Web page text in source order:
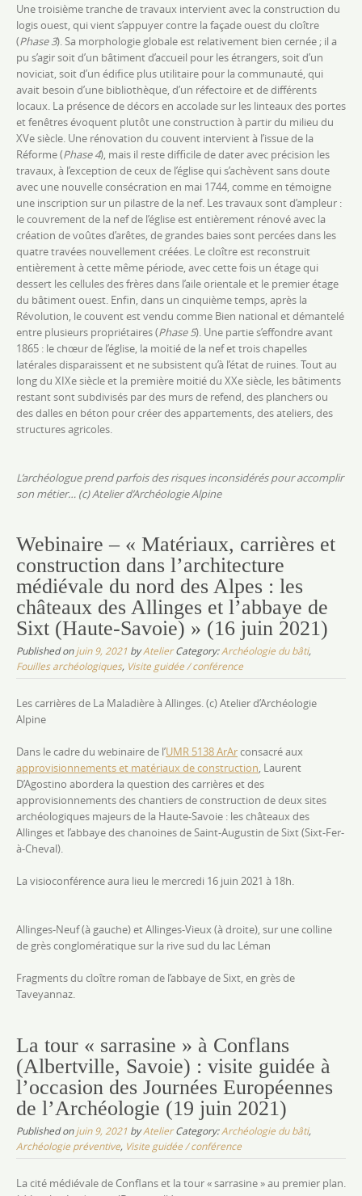
Une troisième tranche de travaux intervient avec la construction du
logis ouest, qui vient s’appuyer contre la façade ouest du cloître
(Phase 3). Sa morphologie globale est relativement bien cernée ; il a
pu s’agir soit d’un bâtiment d’accueil pour les étrangers, soit d’un
noviciat, soit d’un édifice plus utilitaire pour la communauté, qui
avait besoin d’une bibliothèque, d’un réfectoire et de différents
locaux. La présence de décors en accolade sur les linteaux des portes
et fenêtres évoquent plutôt une construction à partir du milieu du
XVe siècle. Une rénovation du couvent intervient à l’issue de la
Réforme (Phase 4), mais il reste difficile de dater avec précision les
travaux, à l’exception de ceux de l’église qui s’achèvent sans doute
avec une nouvelle consécration en mai 1744, comme en témoigne
une inscription sur un pilastre de la nef. Les travaux sont d’ampleur :
le couvrement de la nef de l’église est entièrement rénové avec la
création de voûtes d’arêtes, de grandes baies sont percées dans les
quatre travées nouvellement créées. Le cloître est reconstruit
entièrement à cette même période, avec cette fois un étage qui
dessert les cellules des frères dans l’aile orientale et le premier étage
du bâtiment ouest. Enfin, dans un cinquième temps, après la
Révolution, le couvent est vendu comme Bien national et démantelé
entre plusieurs propriétaires (Phase 5). Une partie s’effondre avant
1865 : le chœur de l’église, la moitié de la nef et trois chapelles
latérales disparaissent et ne subsistent qu’à l’état de ruines. Tout au
long du XIXe siècle et la première moitié du XXe siècle, les bâtiments
restant sont subdivisés par des murs de refend, des planchers ou
des dalles en béton pour créer des appartements, des ateliers, des
structures agricoles.
L’archéologue prend parfois des risques inconsidérés pour accomplir
son métier… (c) Atelier d’Archéologie Alpine
Webinaire – « Matériaux, carrières et
construction dans l’architecture
médiévale du nord des Alpes : les
châteaux des Allinges et l’abbaye de
Sixt (Haute-Savoie) » (16 juin 2021)
Published onjuin 9, 2021 byAtelierCategory:Archéologie du bâti,
Fouilles archéologiques, Visite guidée / conférence
Les carrières de La Maladière à Allinges. (c) Atelier d’Archéologie
Alpine
Dans le cadre du webinaire de l’UMR 5138 ArArconsacré aux
approvisionnements et matériaux de construction, Laurent
D’Agostino abordera la question des carrières et des
approvisionnements des chantiers de construction de deux sites
archéologiques majeurs de la Haute-Savoie : les châteaux des
Allinges et l’abbaye des chanoines de Saint-Augustin de Sixt (Sixt-Fer-
à-Cheval).
La visioconférence aura lieu le mercredi 16 juin 2021 à 18h.
Allinges-Neuf (à gauche) et Allinges-Vieux (à droite), sur une colline
de grès conglomératique sur la rive sud du lac Léman
Fragments du cloître roman de l’abbaye de Sixt, en grès de
Taveyannaz.
La tour « sarrasine » à Conflans
(Albertville, Savoie) : visite guidée à
l’occasion des Journées Européennes
de l’Archéologie (19 juin 2021)
Published onjuin 9, 2021 byAtelierCategory: Archéologie du bâti,
Archéologie préventive, Visite guidée / conférence
La cité médiévale de Conflans et la tour « sarrasine » au premier plan.